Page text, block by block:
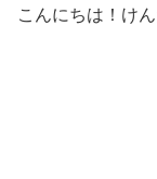
こんにちは！けん